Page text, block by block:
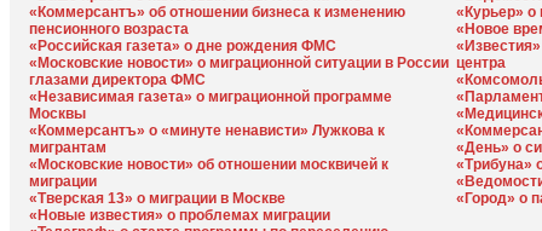
«Коммерсантъ» об отношении бизнеса к изменению
пенсионного возраста
«Российская газета» о дне рождения ФМС
«Московские новости» о миграционной ситуации в России
глазами директора ФМС
«Независимая газета» о миграционной программе
Москвы
«Коммерсантъ» о «минуте ненависти» Лужкова к
мигрантам
«Московские новости» об отношении москвичей к
миграции
«Тверская 13» о миграции в Москве
«Новые известия» о проблемах миграции
«Курьер» о
«Новое
центра
«День» о
«Трибуна»
«Город» о